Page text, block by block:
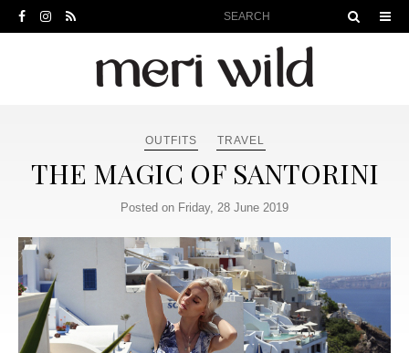
OUTFITS TRAVEL
THE MAGIC OF SANTORINI
Posted on Friday, 28 June 2019